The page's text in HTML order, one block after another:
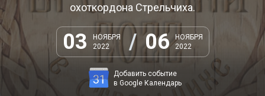
охоткордона Стрельчиха.
03
НОЯБРЯ
2022
/ 06
НОЯБРЯ
2022
Добавить событие
в Google Календарь